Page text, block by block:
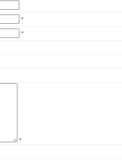
*
*
*